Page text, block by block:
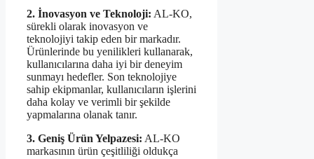
2. İnovasyon ve Teknoloji: AL-KO,
sürekli olarak inovasyon ve
teknolojiyi takip eden bir markadır.
Ürünlerinde bu yenilikleri kullanarak,
kullanıcılarına daha iyi bir deneyim
sunmayı hedefler. Son teknolojiye
sahip ekipmanlar, kullanıcıların işlerini
daha kolay ve verimli bir şekilde
yapmalarına olanak tanır.
3. Geniş Ürün Yelpazesi: AL-KO
markasının ürün çeşitliliği oldukça